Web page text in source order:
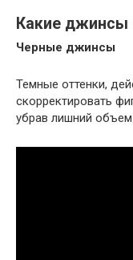
Какие джинсы
Черные джинсы
Темные оттенки,
скорректировать
убрав лишний